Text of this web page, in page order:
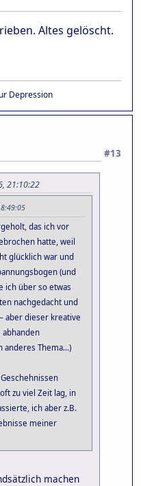
Altes gelöscht.
Depression
#13
21:10:22
das ich vor
hatte, weil
glücklich war und
(und
ich über so etwas
nachgedacht und
aber dieser kreative
anderes Thema...)
zu viel Zeit lag, in
ich aber z.B.
meiner
machen